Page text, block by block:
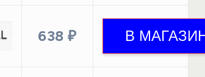
638 ₽